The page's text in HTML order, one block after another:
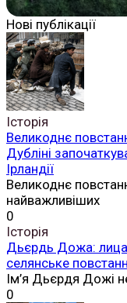
Нові публікації
Історія
Великоднє
Дубліні
Ірландії
Великоднє
найважливіших
0
Історія
Дьєрдь Дожа:
селянське
Ім’я Дьєрдя Дожі
0